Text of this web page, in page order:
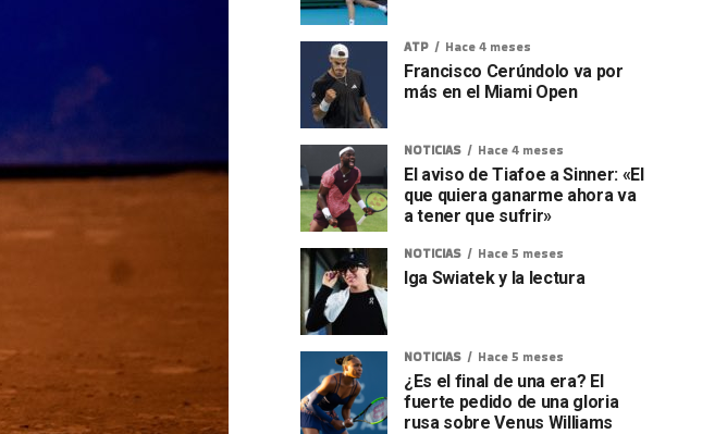
ATP Hace 4 meses
Francisco Cerúndolo va por
más en el Miami Open
NOTICIAS Hace 4 meses
El aviso de Tiafoe a Sinner: «El
que quiera ganarme ahora va
a tener que sufrir»
NOTICIAS Hace 5 meses
Iga Swiatek y la lectura
NOTICIAS Hace 5 meses
¿Es el final de una era? El
fuerte pedido de una gloria
rusa sobre Venus Williams